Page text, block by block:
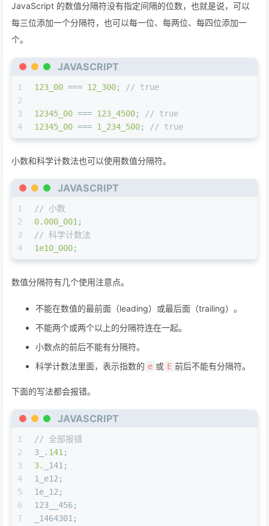
JavaScript 的数值分隔符没有指定间隔的位数，也就是说，可以
每三位添加一个分隔符，也可以每一位、每两位、每四位添加一
个。
JAVASCRIPT
1
2
3
4
123_00 === 12_300; // true
12345_00 === 123_4500;
// true
12345_00 === 1_234_500; // true
小数和科学计数法也可以使用数值分隔符。
JAVASCRIPT
1
2
3
4
// 小数
0.000_001;
// 科学计数法
1e10_000;
数值分隔符有几个使用注意点。
不能在数值的最前面（leading）或最后面（trailing）。
不能两个或两个以上的分隔符连在一起。
小数点的前后不能有分隔符。
科学计数法里面，表示指数的 e 或 E 前后不能有分隔符。
下面的写法都会报错。
JAVASCRIPT
1
2
3
4
5
6
7
// 全部报错
3_
.141;
3.
_141;
1_e12;
1e_12;
123__456;
_1464301;